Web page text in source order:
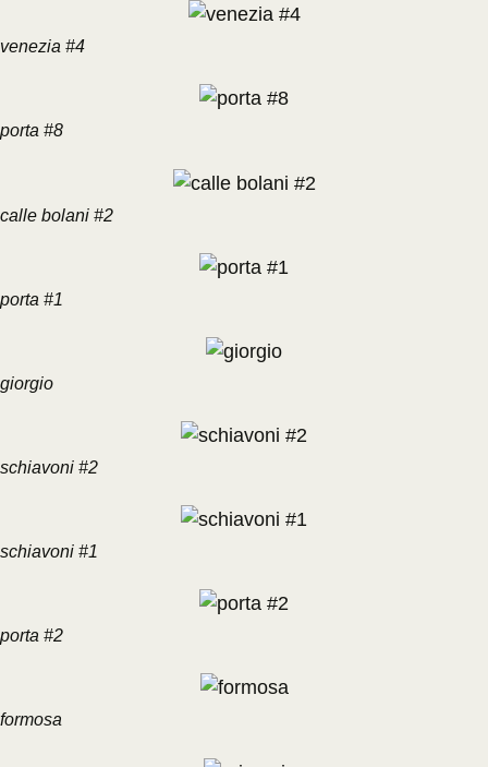
venezia #4
porta #8
calle bolani #2
porta #1
giorgio
schiavoni #2
schiavoni #1
porta #2
formosa